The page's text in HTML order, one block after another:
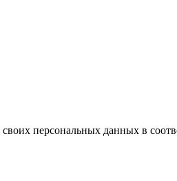
персональных данных в